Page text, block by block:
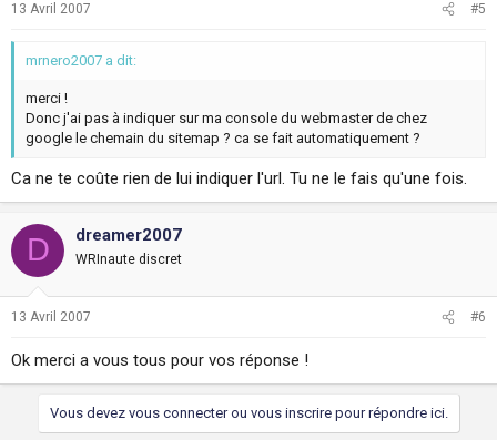
13 Avril 2007 #5
mrnero2007 a dit:
merci !
Donc j'ai pas à indiquer sur ma console du webmaster de chez
google le chemain du sitemap ? ca se fait automatiquement ?
Ca ne te coûte rien de lui indiquer l'url. Tu ne le fais qu'une fois.
D dreamer2007
WRInaute discret
13 Avril 2007 #6
Ok merci a vous tous pour vos réponse !
Vous devez vous connecter ou vous inscrire pour répondre ici.